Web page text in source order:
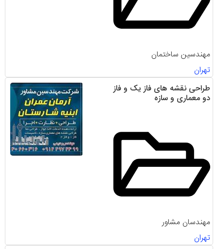
مهندسین ساختمان
تهران
طراحی نقشه های فاز یک و فاز
دو معماری و سازه
مهندسان مشاور
تهران